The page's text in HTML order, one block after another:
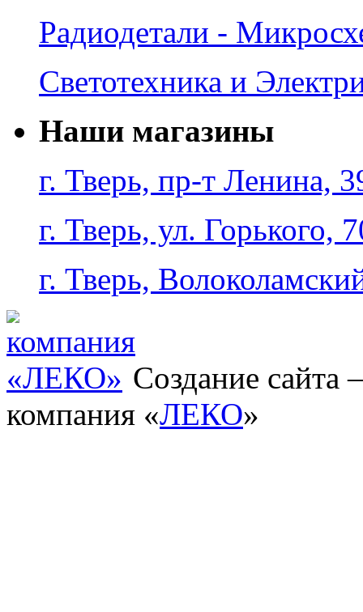
Радиодетали -
Светотехника и
Наши магазины
г. Тверь, пр-т Ленина,
г. Тверь, ул. Горького,
г. Тверь,
Создание сайта
компания «ЛЕКО»